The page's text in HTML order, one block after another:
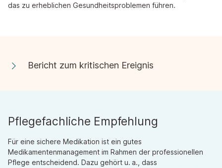
das zu erheblichen Gesundheitsproblemen führen.
Bericht zum kritischen Ereignis
Pflegefachliche Empfehlung
Für eine sichere Medikation ist ein gutes
Medikamentenmanagement im Rahmen der professionellen
Pflege entscheidend. Dazu gehört u. a., dass